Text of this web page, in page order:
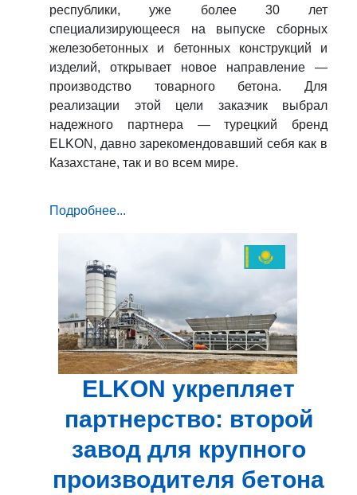
республики, уже более 30 лет
специализирующееся на выпуске сборных
железобетонных и бетонных конструкций и
изделий, открывает новое направление —
производство товарного бетона. Для
реализации этой цели заказчик выбрал
надежного партнера — турецкий бренд
ELKON, давно зарекомендовавший себя как в
Казахстане, так и во всем мире.
Подробнее...
ELKON укрепляет
партнерство: второй
завод для крупного
производителя бетона